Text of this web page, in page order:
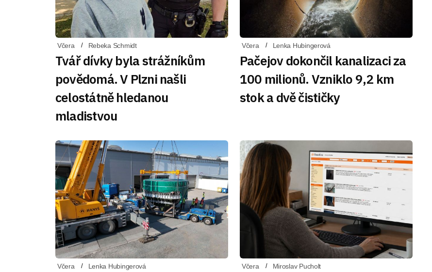
Včera Rebeka Schmidt
Tvář dívky byla strážníkům
povědomá. V Plzni našli
celostátně hledanou
mladistvou
Včera Lenka Hubingerová
Pačejov dokončil kanalizaci za
100 milionů. Vzniklo 9,2 km
stok a dvě čističky
Včera Lenka Hubingerová Včera Miroslav Pucholt